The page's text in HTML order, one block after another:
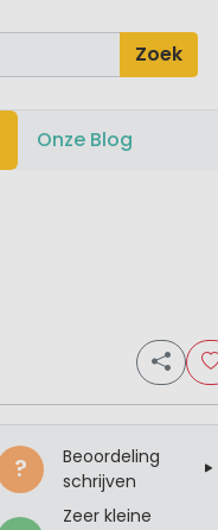
Zoek
Onze Blog
?
Beoordeling
schrijven
Zeer kleine